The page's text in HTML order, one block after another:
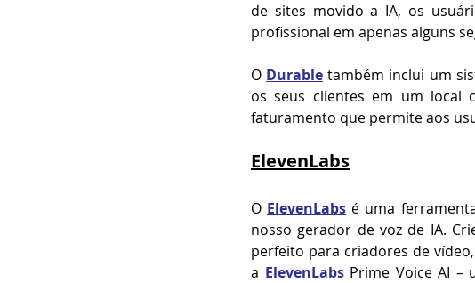
de sites movido a IA, os
profissional em apenas alguns
O Durable também inclui um
os seus clientes em um local
faturamento que permite aos
ElevenLabs
O ElevenLabs é uma
nosso gerador de voz de IA.
perfeito para criadores de
a ElevenLabs Prime Voice AI –